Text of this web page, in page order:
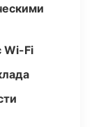
Wi-Fi